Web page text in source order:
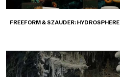
FREEFORM & SZAUDER: HYDROSPHERE